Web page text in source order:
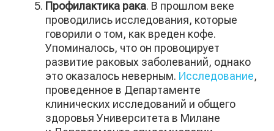
Профилактика рака. В прошлом веке
проводились исследования, которые
говорили о том, как вреден кофе.
Упоминалось, что он провоцирует
развитие раковых заболеваний, однако
это оказалось неверным. Исследование,
проведенное в Департаменте
клинических исследований и общего
здоровья Университета в Милане